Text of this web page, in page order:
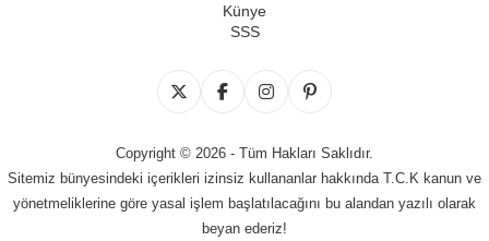
Künye
SSS
Copyright © 2026 - Tüm Hakları Saklıdır.
Sitemiz bünyesindeki içerikleri izinsiz kullananlar hakkında T.C.K kanun ve
yönetmeliklerine göre yasal işlem başlatılacağını bu alandan yazılı olarak
beyan ederiz!